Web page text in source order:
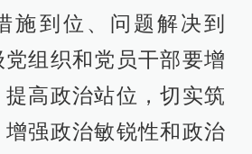
施到位、问题解决到
组织和党员干部要增
高政治站位，切实筑
强政治敏锐性和政治